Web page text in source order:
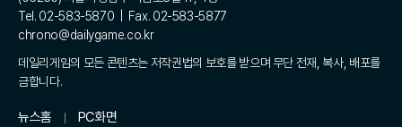
Tel. 02-583-5870 | Fax. 02-583-5877
chrono@dailygame.co.kr
데일리게임의 모든 콘텐츠는 저작권법의 보호를 받으며 무단 전재, 복사, 배포를
금합니다.
뉴스홈 PC화면